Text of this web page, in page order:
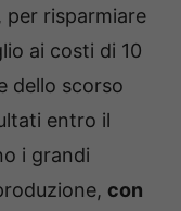
risparmiare
ai costi di 10
dello scorso
entro il
i grandi
con